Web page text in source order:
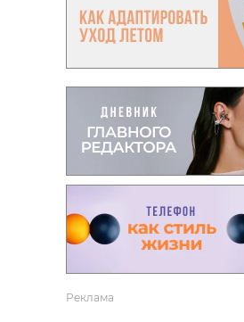
Реклама